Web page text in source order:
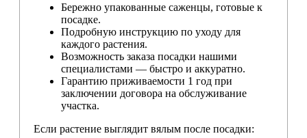
Бережно упакованные саженцы, готовые к
посадке.
Подробную инструкцию по уходу для
каждого растения.
Возможность заказа посадки нашими
специалистами — быстро и аккуратно.
Гарантию приживаемости 1 год при
заключении договора на обслуживание
участка.
Если растение выглядит вялым после посадки: